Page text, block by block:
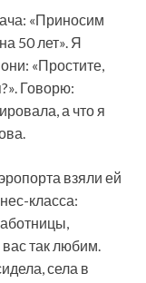
«Приносим
50 лет». Я
«Простите,
Говорю:
а что я
взяли ей
класса:
так любим.
села в